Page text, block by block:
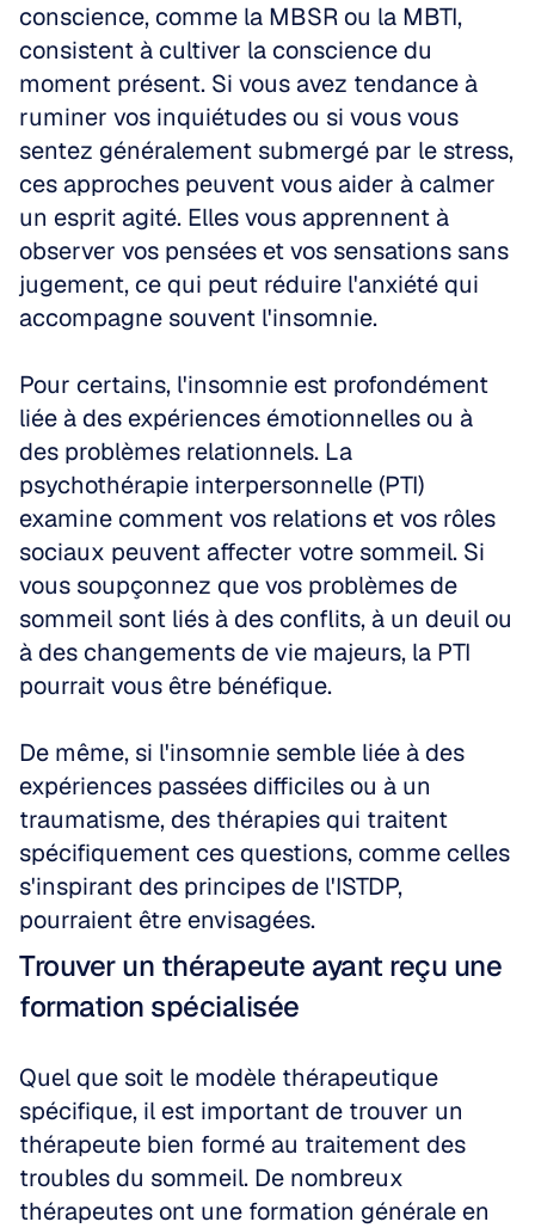
conscience, comme la MBSR ou la MBTI,
consistent à cultiver la conscience du
moment présent. Si vous avez tendance à
ruminer vos inquiétudes ou si vous vous
sentez généralement submergé par le stress,
ces approches peuvent vous aider à calmer
un esprit agité. Elles vous apprennent à
observer vos pensées et vos sensations sans
jugement, ce qui peut réduire l'anxiété qui
accompagne souvent l'insomnie.
Pour certains, l'insomnie est profondément
liée à des expériences émotionnelles ou à
des problèmes relationnels. La
psychothérapie interpersonnelle (PTI)
examine comment vos relations et vos rôles
sociaux peuvent affecter votre sommeil. Si
vous soupçonnez que vos problèmes de
sommeil sont liés à des conflits, à un deuil ou
à des changements de vie majeurs, la PTI
pourrait vous être bénéfique.
De même, si l'insomnie semble liée à des
expériences passées difficiles ou à un
traumatisme, des thérapies qui traitent
spécifiquement ces questions, comme celles
s'inspirant des principes de l'ISTDP,
pourraient être envisagées.
Trouver un thérapeute ayant reçu une
formation spécialisée
Quel que soit le modèle thérapeutique
spécifique, il est important de trouver un
thérapeute bien formé au traitement des
troubles du sommeil. De nombreux